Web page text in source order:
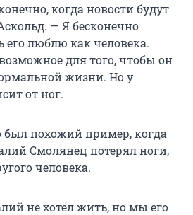
когда новости будут
— Я бесконечно
люблю как человека.
для того, чтобы он
жизни. Но у
от ног.
похожий пример, когда
Смолянец потерял ноги,
человека.
не хотел жить, но мы его